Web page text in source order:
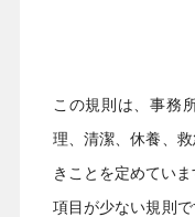
この規則は、事務
理、清潔、休養、
きことを定めていま
項目が少ない規則